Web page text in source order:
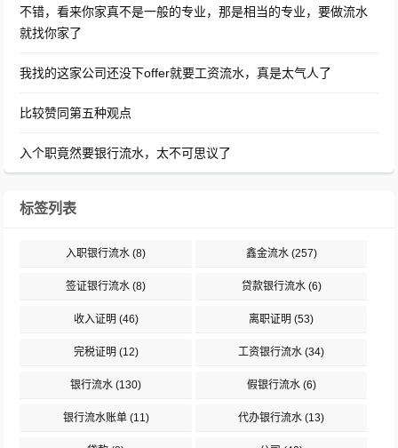
不错，看来你家真不是一般的专业，那是相当的专业，要做流水
就找你家了
我找的这家公司还没下offer就要工资流水，真是太气人了
比较赞同第五种观点
入个职竟然要银行流水，太不可思议了
标签列表
入职银行流水 (8) 鑫金流水(257)
签证银行流水 (8) 贷款银行流水(6)
收入证明 (46) 离职证明 (53)
完税证明 (12) 工资银行流水 (34)
银行流水 (130) 假银行流水(6)
银行流水账单(11) 代办银行流水 (13)